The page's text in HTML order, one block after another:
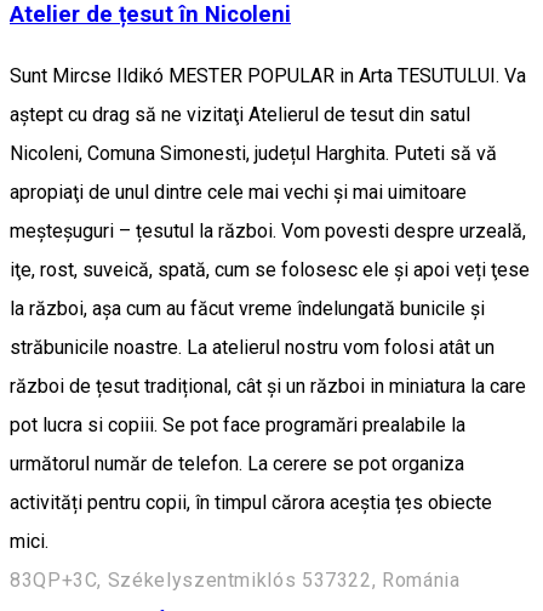
Atelier de țesut în Nicoleni
Sunt Mircse Ildikó MESTER POPULAR in Arta TESUTULUI. Va
aştept cu drag să ne vizitaţi Atelierul de tesut din satul
Nicoleni, Comuna Simonesti, județul Harghita. Puteti să vă
apropiaţi de unul dintre cele mai vechi şi mai uimitoare
meşteşuguri – țesutul la război. Vom povesti despre urzeală,
iţe, rost, suveică, spată, cum se folosesc ele și apoi veți ţese
la război, aşa cum au făcut vreme îndelungată bunicile şi
străbunicile noastre. La atelierul nostru vom folosi atât un
război de țesut tradițional, cât și un război in miniatura la care
pot lucra si copiii. Se pot face programări prealabile la
următorul număr de telefon. La cerere se pot organiza
activități pentru copii, în timpul cărora aceștia țes obiecte
mici.
83QP+3C, Székelyszentmiklós 537322, Románia